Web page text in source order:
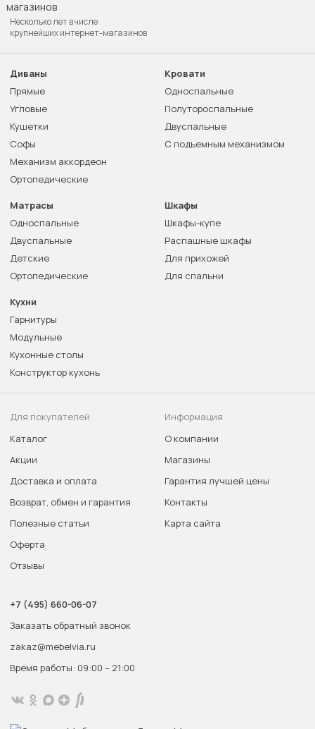
Несколько лет в числе
крупнейших интернет-магазинов
Диваны
Прямые
Угловые
Кушетки
Софы
Механизм аккордеон
Ортопедические
Кровати
Односпальные
Полутороспальные
Двуспальные
С подъемным механизмом
Матрасы
Односпальные
Двуспальные
Детские
Ортопедические
Шкафы
Шкафы-купе
Распашные шкафы
Для прихожей
Для спальни
Кухни
Гарнитуры
Модульные
Кухонные столы
Конструктор кухонь
Для покупателей
Каталог
Акции
Доставка и оплата
Возврат, обмен и гарантия
Полезные статьи
Оферта
Отзывы
Информация
О компании
Магазины
Гарантия лучшей цены
Контакты
Карта сайта
+7 (495) 660-06-07
Заказать обратный звонок
zakaz@mebelvia.ru
Время работы: 09:00 – 21:00